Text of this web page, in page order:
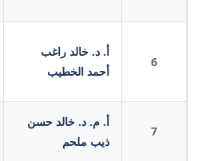
6
أ. د. خالد راغب
أحمد الخطيب
7
أ. م. د. خالد حسن
ذيب ملحم